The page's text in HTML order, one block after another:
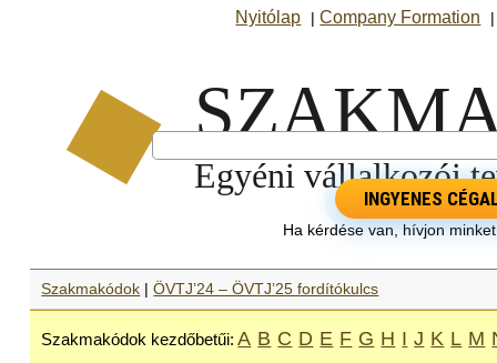
Nyitólap |Company Formation
INGYENES
Ha kérdése van, hívjon
Szakmakódok |ÖVTJ’24 – ÖVTJ’25 fordítókulcs
Szakmakódok kezdőbetűi: A B C D E F G H I J K L M